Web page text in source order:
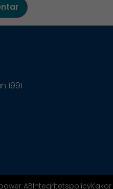
1991
ABIntegritetspolicyKakor